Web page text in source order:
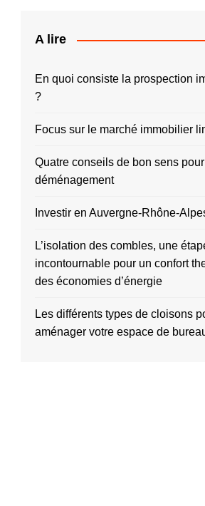
A lire
En quoi consiste la prospection
?
Focus sur le marché immobilier
Quatre conseils de bon sens
déménagement
Investir en Auvergne-Rhône-
L’isolation des combles, une
incontournable pour un confort
des économies d’énergie
Les différents types de cloisons
aménager votre espace de